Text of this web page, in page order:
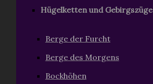
Hügelketten und Gebirgszüge
Berge der Furcht
Berge des Morgens
Bockhöhen